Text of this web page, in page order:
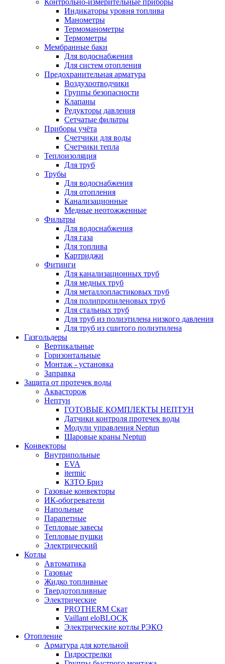
Контрольно-измерительные приборы
Индикаторы уровня топлива
Манометры
Термоманометры
Термометры
Мембранные баки
Для водоснабжения
Для систем отопления
Предохранительная арматура
Воздухоотводчики
Группы безопасности
Клапаны
Редукторы давления
Сетчатые фильтры
Приборы учёта
Счетчики для воды
Счетчики тепла
Теплоизоляция
Для труб
Трубы
Для водоснабжения
Для отопления
Канализационные
Медные неотожженные
Фильтры
Для водоснабжения
Для газа
Для топлива
Картриджи
Фитинги
Для канализационных труб
Для медных труб
Для металлопластиковых труб
Для полипропиленовых труб
Для стальных труб
Для труб из полиэтилена низкого давления
Для труб из сшитого полиэтилена
Газгольдеры
Вертикальные
Горизонтальные
Монтаж - установка
Заправка
Защита от протечек воды
Аквасторож
Нептун
ГОТОВЫЕ КОМПЛЕКТЫ НЕПТУН
Датчики контроля протечек воды
Модули управления Neptun
Шаровые краны Neptun
Конвекторы
Внутрипольные
EVA
itermic
КЗТО Бриз
Газовые конвекторы
ИК-обогреватели
Напольные
Парапетные
Тепловые завесы
Тепловые пушки
Электрический
Котлы
Автоматика
Газовые
Жидко топливные
Твердотопливные
Электрические
PROTHERM Скат
Vaillant eloBLOCK
Электрические котлы РЭКО
Отопление
Арматура для котельной
Гидрострелки